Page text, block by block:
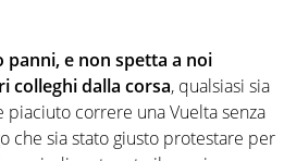
panni, e non spetta a noi
colleghi dalla corsa, qualsiasi sia
correre una Vuelta senza
che sia stato giusto protestare per